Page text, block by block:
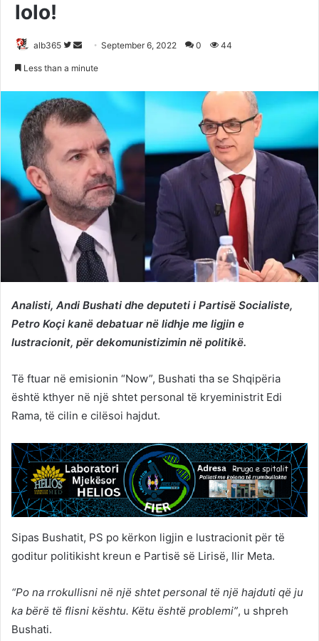
lolo!
alb365
Follow
Send September 6, 2022 0 44
Less than a minute
Analisti, Andi Bushati dhe deputeti i Partisë Socialiste,
Petro Koçi kanë debatuar në lidhje me ligjin e
lustracionit, për dekomunistizimin në politikë.
Të ftuar në emisionin “Now”, Bushati tha se Shqipëria
është kthyer në një shtet personal të kryeministrit Edi
Rama, të cilin e cilësoi hajdut.
Sipas Bushatit, PS po kërkon ligjin e lustracionit për të
goditur politikisht kreun e Partisë së Lirisë, Ilir Meta.
“Po na rrokullisni në një shtet personal të një hajduti që ju
ka bërë të flisni kështu. Këtu është problemi”, u shpreh
Bushati.